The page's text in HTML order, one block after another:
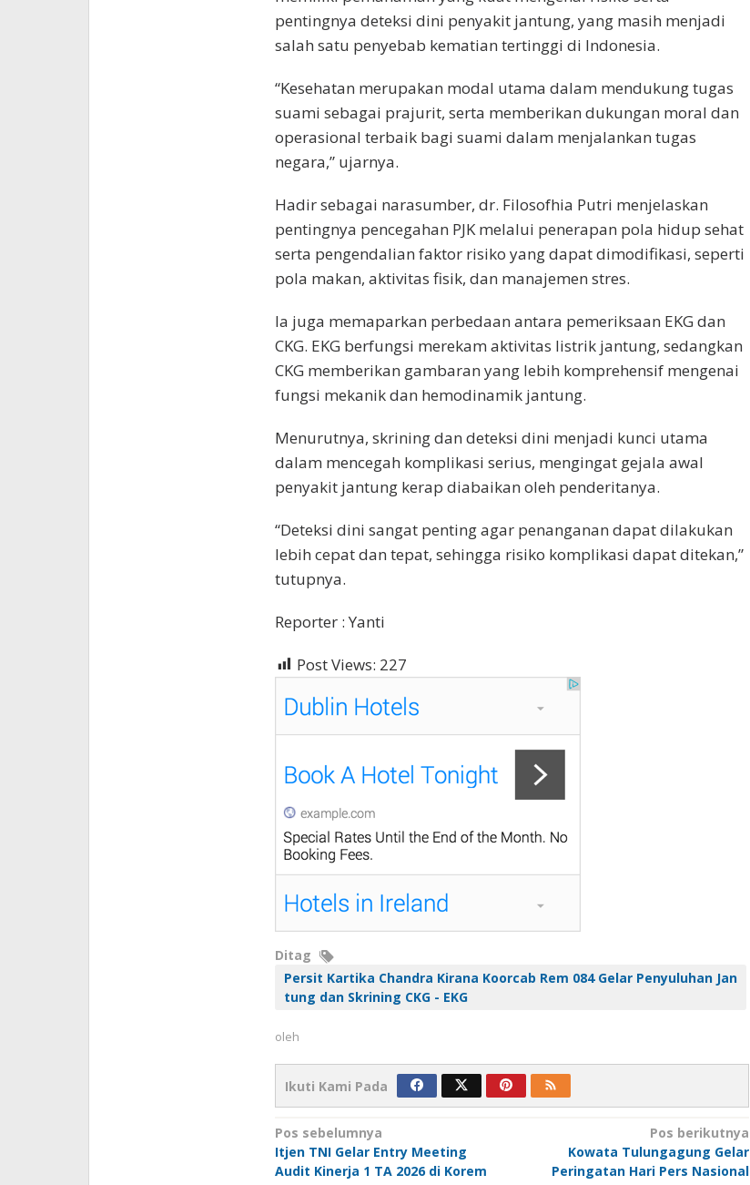
pentingnya deteksi dini penyakit jantung, yang masih menjadi
salah satu penyebab kematian tertinggi di Indonesia.
“Kesehatan merupakan modal utama dalam mendukung tugas
suami sebagai prajurit, serta memberikan dukungan moral dan
operasional terbaik bagi suami dalam menjalankan tugas
negara,” ujarnya.
Hadir sebagai narasumber, dr. Filosofhia Putri menjelaskan
pentingnya pencegahan PJK melalui penerapan pola hidup sehat
serta pengendalian faktor risiko yang dapat dimodifikasi, seperti
pola makan, aktivitas fisik, dan manajemen stres.
Ia juga memaparkan perbedaan antara pemeriksaan EKG dan
CKG. EKG berfungsi merekam aktivitas listrik jantung, sedangkan
CKG memberikan gambaran yang lebih komprehensif mengenai
fungsi mekanik dan hemodinamik jantung.
Menurutnya, skrining dan deteksi dini menjadi kunci utama
dalam mencegah komplikasi serius, mengingat gejala awal
penyakit jantung kerap diabaikan oleh penderitanya.
“Deteksi dini sangat penting agar penanganan dapat dilakukan
lebih cepat dan tepat, sehingga risiko komplikasi dapat ditekan,”
tutupnya.
Reporter : Yanti
Post Views: 227
Ditag
Persit Kartika Chandra Kirana Koorcab Rem 084 Gelar Penyuluhan Jan
tung dan Skrining CKG - EKG
oleh
Ikuti Kami Pada
Navigasi
pos
Pos sebelumnya
Itjen TNI Gelar Entry Meeting
Audit Kinerja 1 TA 2026 di Korem
Pos berikutnya
Kowata Tulungagung Gelar
Peringatan Hari Pers Nasional